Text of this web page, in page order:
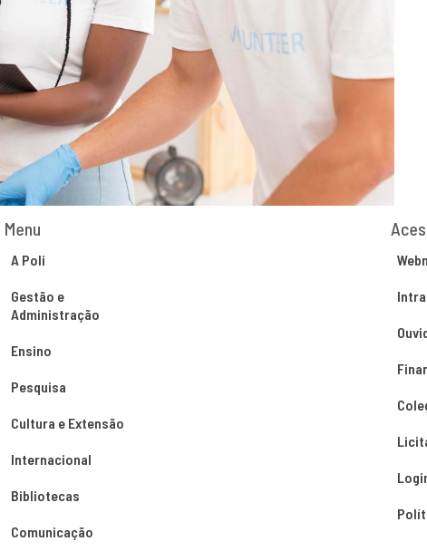
Menu
A Poli
Gestão e
Administração
Ensino
Pesquisa
Cultura e Extensão
Internacional
Bibliotecas
Comunicação